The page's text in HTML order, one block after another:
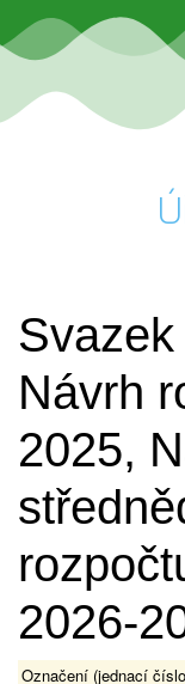
Návrh
2025,
2026-
Označení (jednací